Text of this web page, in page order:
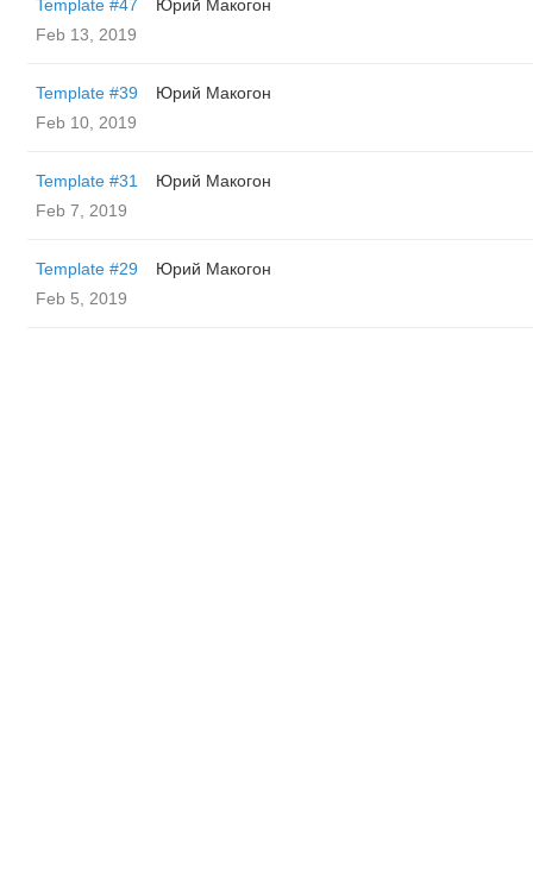
Template #47
Юрий Макогон
Feb 13, 2019
Template #39
Юрий Макогон
Feb 10, 2019
Template #31
Юрий Макогон
Feb 7, 2019
Template #29
Юрий Макогон
Feb 5, 2019